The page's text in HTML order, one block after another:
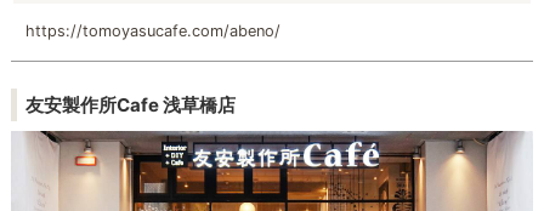
https://tomoyasucafe.com/abeno/
友安製作所Cafe 浅草橋店